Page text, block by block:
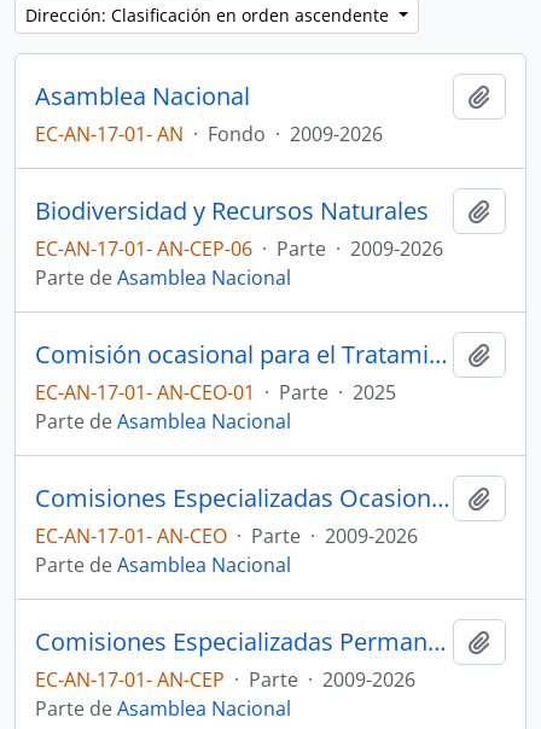
Dirección: Clasificación en orden ascendente
Asamblea Nacional
EC-AN-17-01- AN · Fondo · 2009-2026
Biodiversidad y Recursos Naturales
EC-AN-17-01- AN-CEP-06 · Parte · 2009-2026
Parte deAsamblea Nacional
Comisión ocasional para el Tratamiento de Reformas a los artículos 110 y 115 de la Constitución
EC-AN-17-01- AN-CEO-01 · Parte · 2025
Parte deAsamblea Nacional
Comisiones Especializadas Ocasionales
EC-AN-17-01- AN-CEO · Parte · 2009-2026
Parte deAsamblea Nacional
Comisiones Especializadas Permanentes
EC-AN-17-01- AN-CEP · Parte · 2009-2026
Parte deAsamblea Nacional